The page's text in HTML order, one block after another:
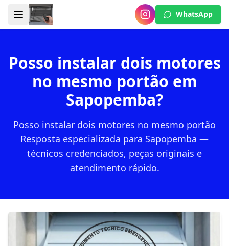
WhatsApp
Posso instalar dois motores
no mesmo portão em
Sapopemba?
Posso instalar dois motores no mesmo portão
Resposta especializada para Sapopemba —
técnicos credenciados, peças originais e
atendimento rápido.